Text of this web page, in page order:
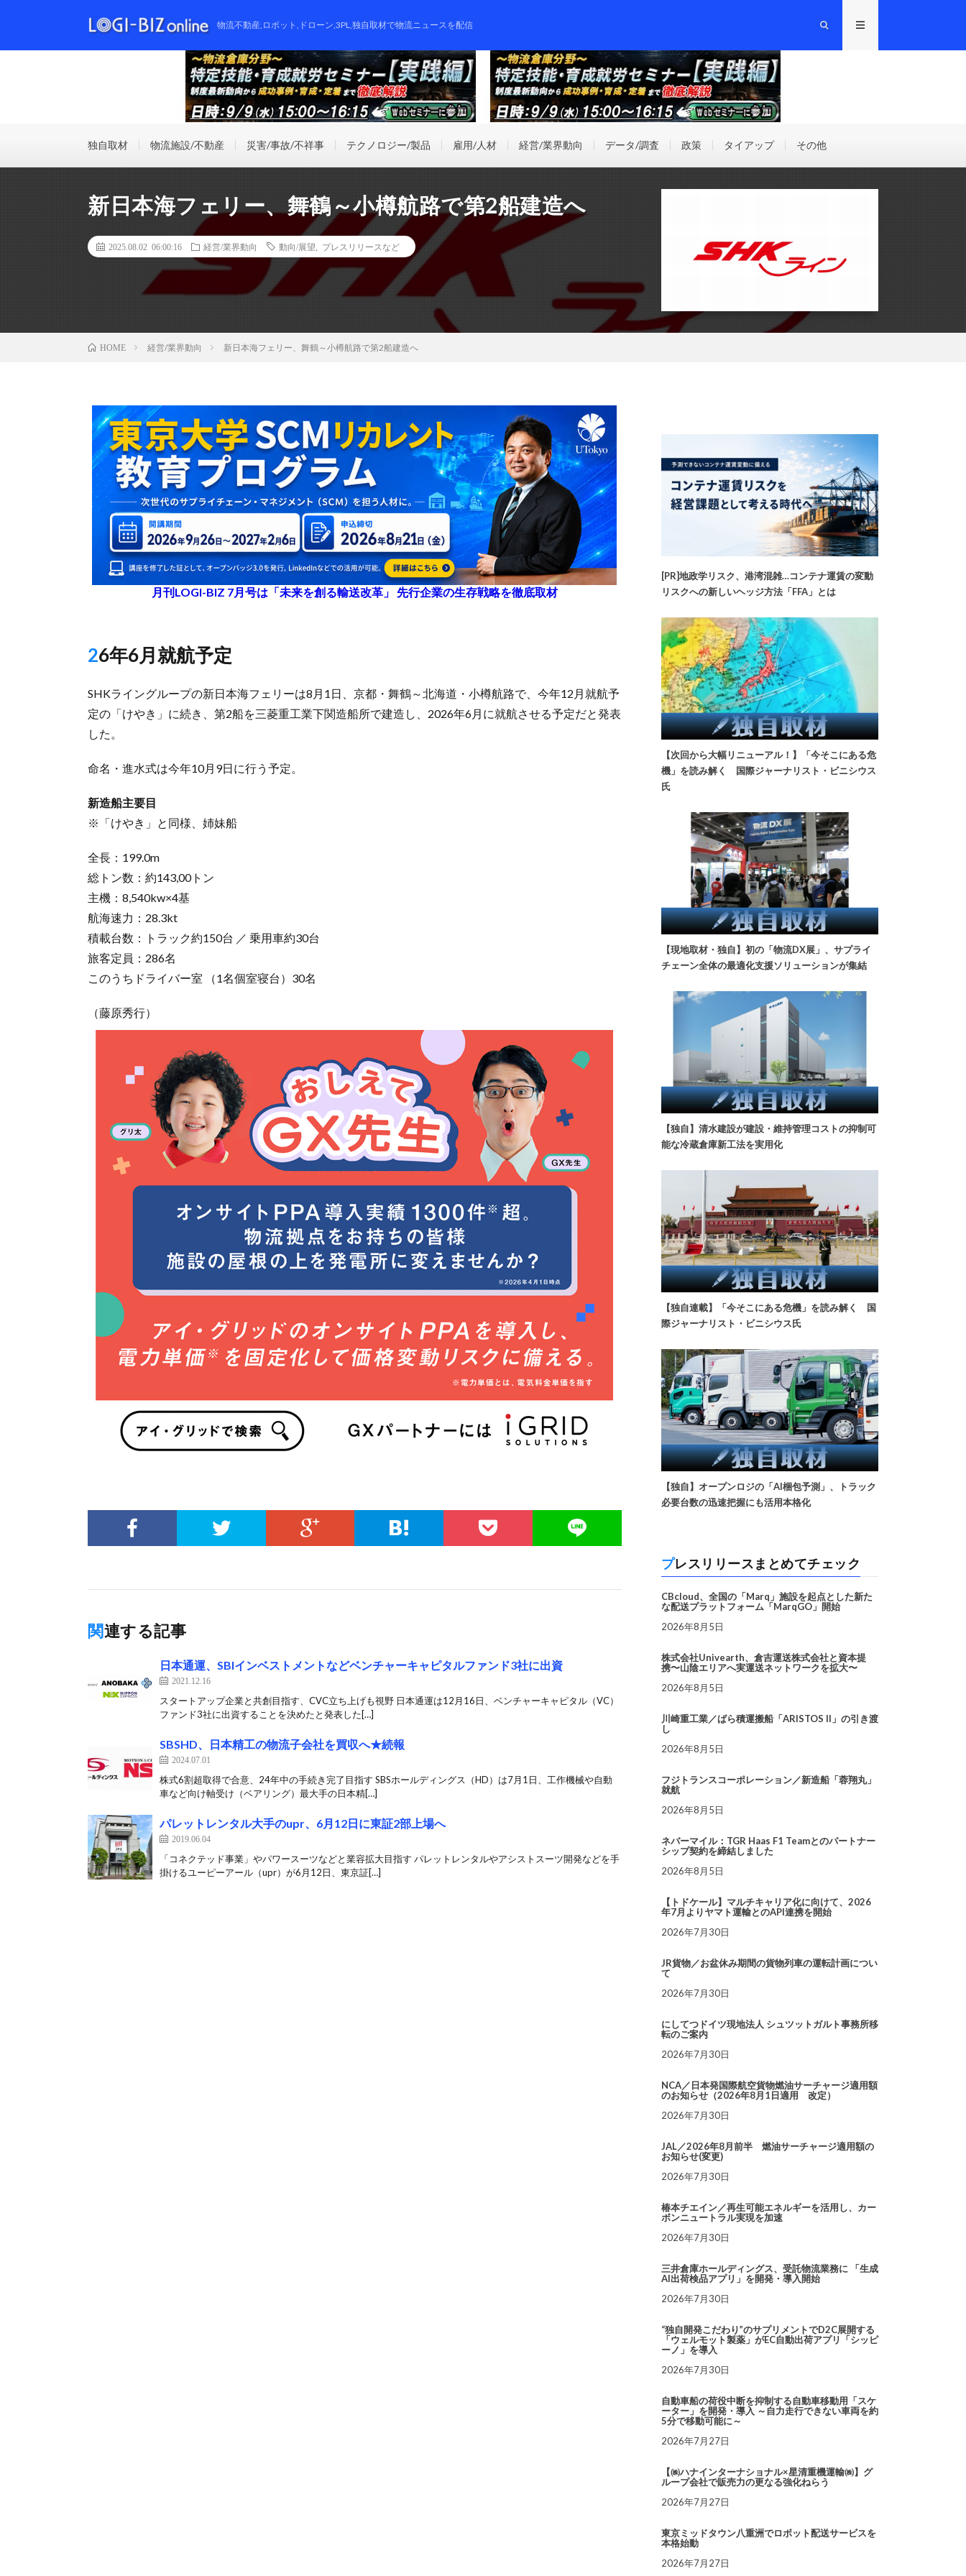
物流不動産,ロボット,ドローン,3PL,独自取材で物流ニュースを配信
独自取材 物流施設/不動産 災害/事故/不祥事 テクノロジー/製品 雇用/人材 経営/業界動向 データ/調査 政策 タイアップ その他
新日本海フェリー、舞鶴～小樽航路で第2船建造へ
2025.08.02 06:00:16 経営/業界動向 動向/展望 プレスリリースなど
HOME 経営/業界動向 新日本海フェリー、舞鶴～小樽航路で第2船建造へ
月刊LOGI-BIZ 7月号は「未来を創る輸送改革」 先行企業の生存戦略を徹底取材
26年6月就航予定
SHKライングループの新日本海フェリーは8月1日、京都・舞鶴～北海道・小樽航路で、今年12月就航予
定の「けやき」に続き、第2船を三菱重工業下関造船所で建造し、2026年6月に就航させる予定だと発表
した。
命名・進水式は今年10月9日に行う予定。
新造船主要目
※「けやき」と同様、姉妹船
全長：199.0m
総トン数：約143,00トン
主機：8,540kw×4基
航海速力：28.3kt
積載台数：トラック約150台 ／ 乗用車約30台
旅客定員：286名
このうちドライバー室 （1名個室寝台）30名
（藤原秀行）
関連する記事
日本通運、SBIインベストメントなどベンチャーキャピタルファンド3社に出資
2021.12.16
スタートアップ企業と共創目指す、CVC立ち上げも視野 日本通運は12月16日、ベンチャーキャピタル（VC）
ファンド3社に出資することを決めたと発表した[…]
SBSHD、日本精工の物流子会社を買収へ★続報
2024.07.01
株式6割超取得で合意、24年中の手続き完了目指す SBSホールディングス（HD）は7月1日、工作機械や自動
車など向け軸受け（ベアリング）最大手の日本精[…]
パレットレンタル大手のupr、6月12日に東証2部上場へ
2019.06.04
「コネクテッド事業」やパワースーツなどと業容拡大目指す パレットレンタルやアシストスーツ開発などを手
掛けるユーピーアール（upr）が6月12日、東京証[…]
[PR]地政学リスク、港湾混雑…コンテナ運賃の変動
リスクへの新しいヘッジ方法「FFA」とは
【次回から大幅リニューアル！】「今そこにある危
機」を読み解く 国際ジャーナリスト・ビニシウス
氏
【現地取材・独自】初の「物流DX展」、サプライ
チェーン全体の最適化支援ソリューションが集結
【独自】清水建設が建設・維持管理コストの抑制可
能な冷蔵倉庫新工法を実用化
【独自連載】「今そこにある危機」を読み解く 国
際ジャーナリスト・ビニシウス氏
【独自】オープンロジの「AI梱包予測」、トラック
必要台数の迅速把握にも活用本格化
プレスリリースまとめてチェック
CBcloud、全国の「Marq」施設を起点とした新た
な配送プラットフォーム「MarqGO」開始
2026年8月5日
株式会社Univearth、倉吉運送株式会社と資本提
携〜山陰エリアへ実運送ネットワークを拡大〜
2026年8月5日
川崎重工業／ばら積運搬船「ARISTOS II」の引き渡
し
2026年8月5日
フジトランスコーポレーション／新造船「蓉翔丸」
就航
2026年8月5日
ネバーマイル：TGR Haas F1 Teamとのパートナー
シップ契約を締結しました
2026年8月5日
【トドケール】マルチキャリア化に向けて、2026
年7月よりヤマト運輸とのAPI連携を開始
2026年7月30日
JR貨物／お盆休み期間の貨物列車の運転計画につい
て
2026年7月30日
にしてつドイツ現地法人 シュツットガルト事務所移
転のご案内
2026年7月30日
NCA／日本発国際航空貨物燃油サーチャージ適用額
のお知らせ（2026年8月1日適用 改定）
2026年7月30日
JAL／2026年8月前半 燃油サーチャージ適用額の
お知らせ(変更)
2026年7月30日
椿本チエイン／再生可能エネルギーを活用し、カー
ボンニュートラル実現を加速
2026年7月30日
三井倉庫ホールディングス、受託物流業務に 「生成
AI出荷検品アプリ」を開発・導入開始
2026年7月30日
“独自開発こだわり”のサプリメントでD2C展開する
「ウェルモット製薬」がEC自動出荷アプリ「シッピ
ーノ」を導入
2026年7月30日
自動車船の荷役中断を抑制する自動車移動用「スケ
ーター」を開発・導入 ～自力走行できない車両を約
5分で移動可能に～
2026年7月27日
【㈱ハナインターナショナル×星清重機運輸㈱】グ
ループ会社で販売力の更なる強化ねらう
2026年7月27日
東京ミッドタウン八重洲でロボット配送サービスを
本格始動
2026年7月27日